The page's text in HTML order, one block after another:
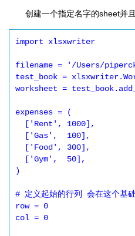
创建一个指定名字的sheet并
import xlsxwriter
filename = '/Users/
test_book =
worksheet =
expenses = (
)
# 定义起始的行列 会在这个基
row = 0
col = 0